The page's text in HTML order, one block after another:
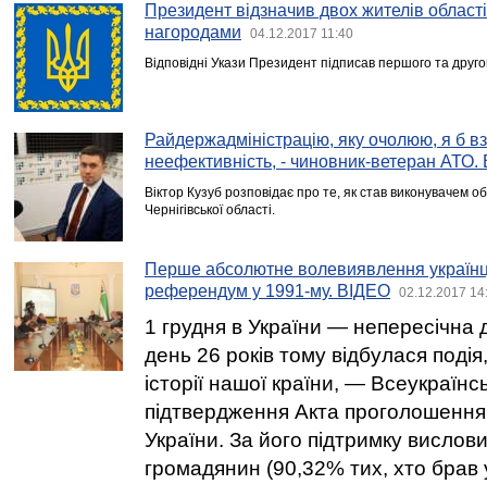
Президент відзначив двох жителів
нагородами
04.12.2017 11:40
Відповідні Укази Президент підписав першого та
Райдержадміністрацію, яку очолюю, я б
неефективність, - чиновник-ветеран
Віктор Кузуб розповідає про те, як став виконувачем
Чернігівської області.
Перше абсолютне волевиявлення
референдум у 1991-му. ВІДЕО
02.12.2017
1 грудня в України —
день 26 років тому відбулася
історії нашої країни, —
підтвердження Акта
України. За його підтримку
громадянин (90,32% тих, хто брав